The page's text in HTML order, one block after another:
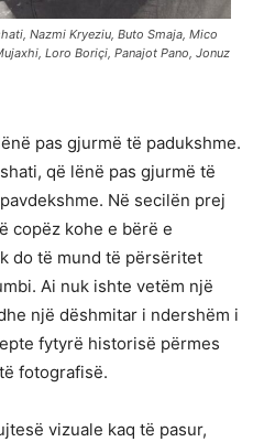
Nazmi Kryeziu, Buto Smaja, Mico
Loro Boriçi, Panajot Pano, Jonuz
pas gjurmë të padukshme.
që lënë pas gjurmë të
Në secilën prej
copëz kohe e bërë e
do të mund të përsëritet
Ai nuk ishte vetëm një
një dëshmitar i ndershëm i
fytyrë historisë përmes
fotografisë.
vizuale kaq të pasur,